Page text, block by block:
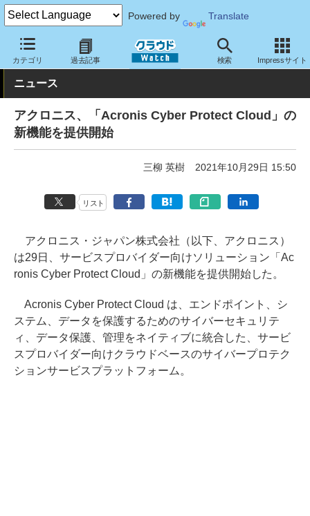
Powered by Translate
カテゴリ 過去記事 検索 Impressサイト
クラウド Watch セキュリティ セキュリティサービス
ニュース
アクロニス、「Acronis Cyber Protect Cloud」の
新機能を提供開始
三柳 英樹 2021年10月29日 15:50
リスト
アクロニス・ジャパン株式会社（以下、アクロニス）
は29日、サービスプロバイダー向けソリューション「Ac
ronis Cyber Protect Cloud」の新機能を提供開始した。
Acronis Cyber Protect Cloud は、エンドポイント、シ
ステム、データを保護するためのサイバーセキュリテ
ィ、データ保護、管理をネイティブに統合した、サービ
スプロバイダー向けクラウドベースのサイバープロテク
ションサービスプラットフォーム。